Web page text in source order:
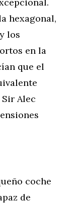
hexagonal,
los
en la
que el
Alec
coche
de